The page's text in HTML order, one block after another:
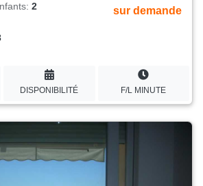
2
sur demande
DISPONIBILITÉ F/L MINUTE